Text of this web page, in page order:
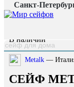
Санкт-
Главная страница /
Каталог /
В наличии
Metalk —
СЕЙФ